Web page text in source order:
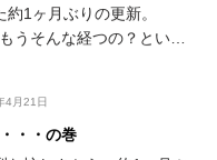
また久々・・・の巻
1ヶ月ぶりの更新。
早い！ 現場が忙しいや
相談事や、 自分た…
4月21日